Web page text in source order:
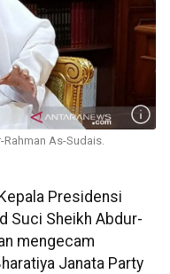
As-Sudais.
Presidensi
Suci Sheikh Abdur-
mengecam
Janata Party